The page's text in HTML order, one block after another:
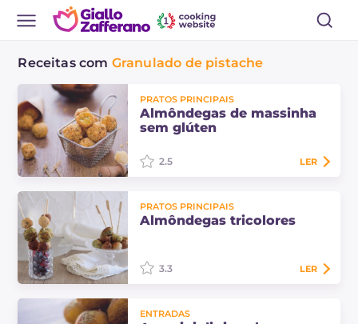
Receitas com Granulado de pistache
PRATOS PRINCIPAIS
Almôndegas de massinha
sem glúten
glúten são uma ideia perfeita para
usar a massinha de uma forma
2.5 LER
PRATOS PRINCIPAIS
Almôndegas tricolores
tricolores. Ótimas em dias de festa
3.3 LER
ENTRADAS